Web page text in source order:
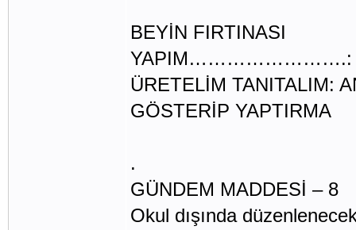
BEYİN FIRTINASI
YAPIM…………………….:
ÜRETELİM TANITALIM:
GÖSTERİP YAPTIRMA
.
GÜNDEM MADDESİ – 8
Okul dışında